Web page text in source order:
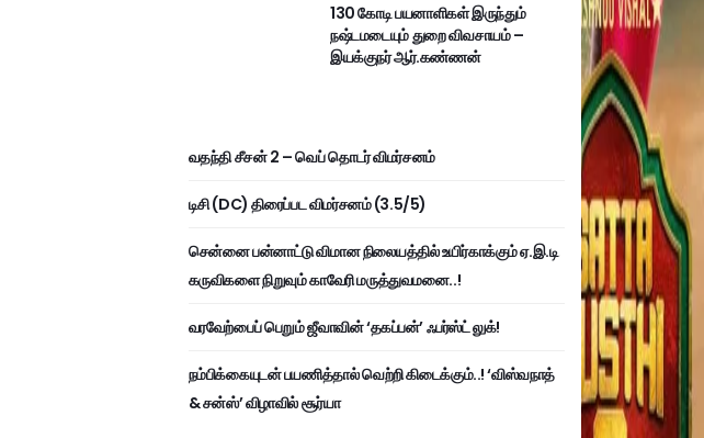
130 கோடி பயனாளிகள் இருந்தும்
நஷ்டமடையும் துறை விவசாயம் –
இயக்குநர் ஆர்.கண்ணன்
வதந்தி சீசன் 2 – வெப் தொடர் விமர்சனம்
டிசி (DC) திரைப்பட விமர்சனம் (3.5/5)
சென்னை பன்னாட்டு விமான நிலையத்தில் உயிர்காக்கும் ஏ.இ.டி
கருவிகளை நிறுவும் காவேரி மருத்துவமனை..!
வரவேற்பைப் பெறும் ஜீவாவின் ‘தகப்பன்’ ஃபர்ஸ்ட் லுக்!
நம்பிக்கையுடன் பயணித்தால் வெற்றி கிடைக்கும்..! ‘விஸ்வநாத்
& சன்ஸ்’ விழாவில் சூர்யா